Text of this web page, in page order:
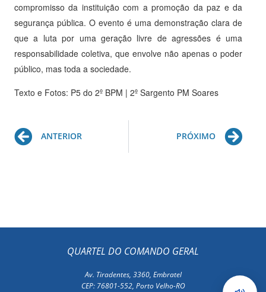
compromisso da instituição com a promoção da paz e da
segurança pública. O evento é uma demonstração clara de
que a luta por uma geração livre de agressões é uma
responsabilidade coletiva, que envolve não apenas o poder
público, mas toda a sociedade.
Texto e Fotos: P5 do 2º BPM | 2º Sargento PM Soares
Prev
ANTERIOR PRÓXIMO
QUARTEL DO COMANDO GERAL
Av. Tiradentes, 3360, Embratel
CEP: 76801-552, Porto Velho-RO